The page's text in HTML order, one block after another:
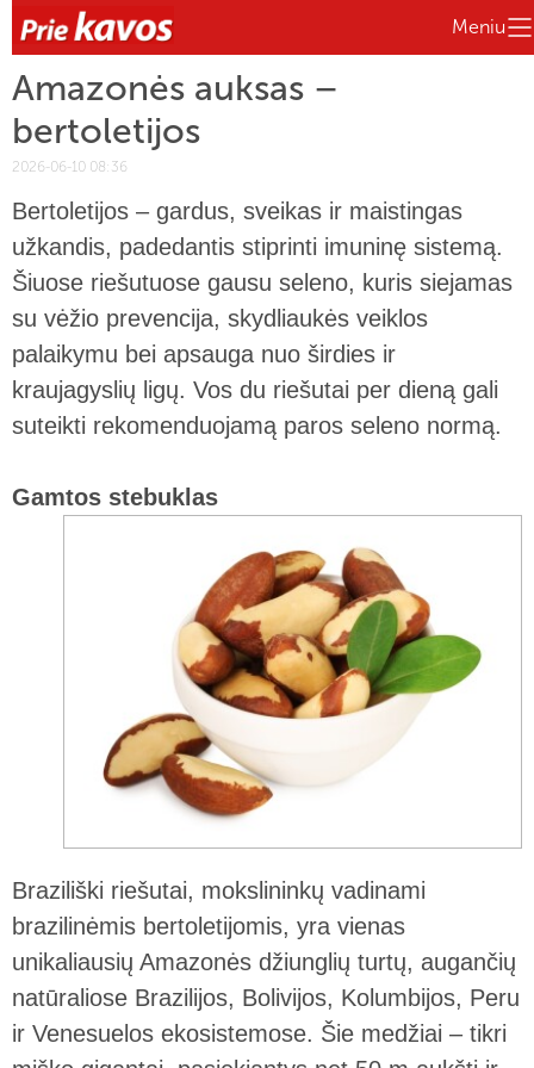
Meniu
Amazonės auksas –
bertoletijos
2026-06-10 08:36
Bertoletijos – gardus, sveikas ir maistingas
užkandis, padedantis stiprinti imuninę sistemą.
Šiuose riešutuose gausu seleno, kuris siejamas
su vėžio prevencija, skydliaukės veiklos
palaikymu bei apsauga nuo širdies ir
kraujagyslių ligų. Vos du riešutai per dieną gali
suteikti rekomenduojamą paros seleno normą.
Gamtos stebuklas
Braziliški riešutai, mokslininkų vadinami
brazilinėmis bertoletijomis, yra vienas
unikaliausių Amazonės džiunglių turtų, augančių
natūraliose Brazilijos, Bolivijos, Kolumbijos, Peru
ir Venesuelos ekosistemose. Šie medžiai – tikri